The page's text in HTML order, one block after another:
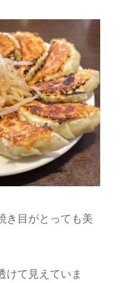
き目がとっても美
けて見えていま